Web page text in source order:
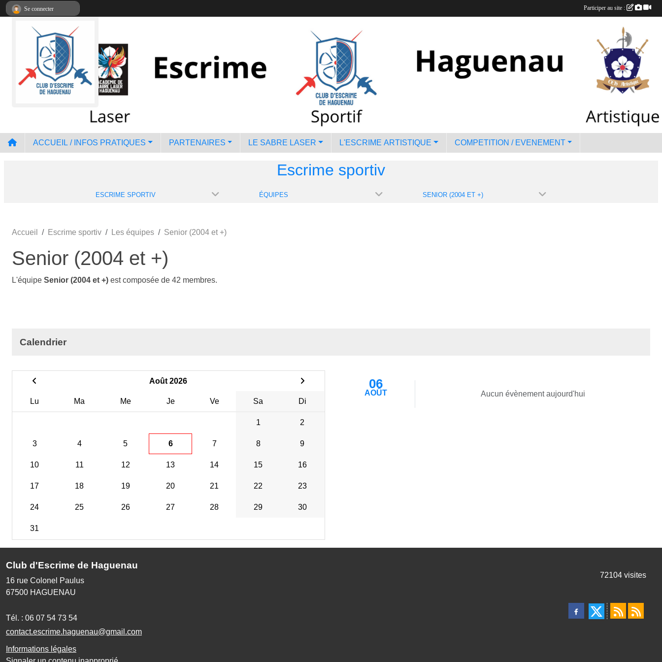
ACCUEIL / INFOS PRATIQUES PARTENAIRES LE SABRE LASER L'ESCRIME ARTISTIQUE COMPETITION / EVENEMENT
Escrime sportiv
ESCRIME SPORTIV ÉQUIPES SENIOR (2004 ET +)
Accueil Escrime sportiv Les équipes Senior (2004 et +)
Senior (2004 et +)
L'équipe Senior (2004 et +) est composée de 42 membres.
Calendrier
Août 2026
Lu Ma Me Je Ve Sa Di
1 2
3 4 5 6 7 8 9
10 11 12 13 14 15 16
17 18 19 20 21 22 23
24 25 26 27 28 29 30
31
06
AOÛT Aucun évènement aujourd'hui
Club d'Escrime de Haguenau
16 rue Colonel Paulus
67500 HAGUENAU
Tél. : 06 07 54 73 54
contact.escrime.haguenau@gmail.com
Informations légales
72104 visites
Se connecter Participer au site :
Panneau de gestion des cookies